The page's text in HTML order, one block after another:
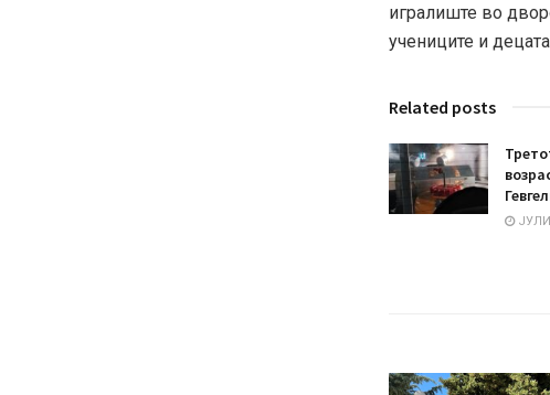
игралиште во
учениците и
Related posts
ЈУЛИ